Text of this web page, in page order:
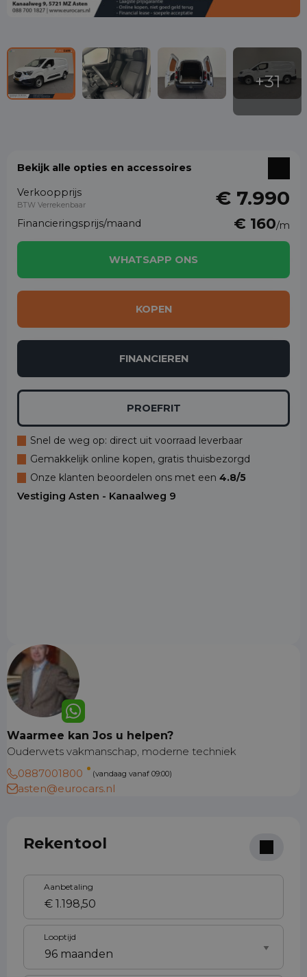
Bekijk alle opties en accessoires
Verkoopprijs
BTW Verrekenbaar € 7.990
Financieringsprijs/maand € 160/m
WHATSAPP ONS
KOPEN
FINANCIEREN
PROEFRIT
Snel de weg op: direct uit voorraad leverbaar
Gemakkelijk online kopen, gratis thuisbezorgd
Onze klanten beoordelen ons met een 4.8/5
Vestiging Asten - Kanaalweg 9
Waarmee kan Jos u helpen?
Ouderwets vakmanschap, moderne techniek
0887001800
(vandaag vanaf 09:00)
asten@eurocars.nl
Rekentool
Aanbetaling
Looptijd